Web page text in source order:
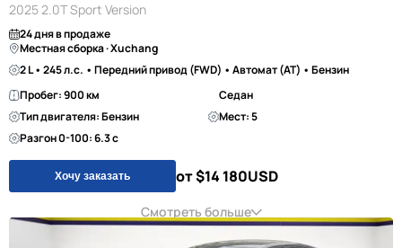
2025 2.0T Sport Version
24 дня в продаже
Местная сборка · Xuchang
2 L • 245 л.с. • Передний привод (FWD) • Автомат (AT) • Бензин
Пробег: 900 км
Седан
Тип двигателя: Бензин
Мест: 5
Разгон 0-100: 6.3 с
Хочу заказать от $14 180USD
Смотреть больше